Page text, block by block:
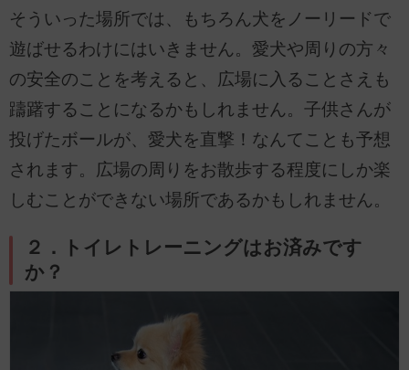
そういった場所では、もちろん犬をノーリードで
遊ばせるわけにはいきません。愛犬や周りの方々
の安全のことを考えると、広場に入ることさえも
躊躇することになるかもしれません。子供さんが
投げたボールが、愛犬を直撃！なんてことも予想
されます。広場の周りをお散歩する程度にしか楽
しむことができない場所であるかもしれません。
２．トイレトレーニングはお済みです
か？